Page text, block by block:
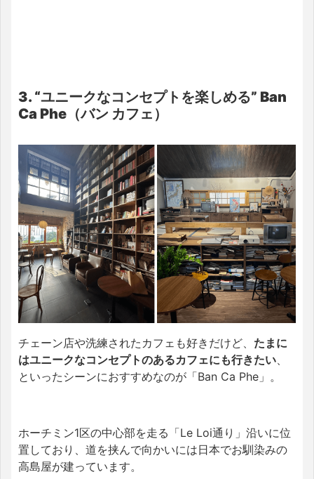
3. “ユニークなコンセプトを楽しめる” Ban
Ca Phe（バン カフェ）
チェーン店や洗練されたカフェも好きだけど、 たまに
はユニークなコンセプトのあるカフェにも行きたい
といったシーンにおすすめなのが「Ban Ca Phe」。
ホーチミン1区の中心部を走る「Le Loi通り」沿いに位
置しており、道を挟んで向かいには日本でお馴染みの
高島屋が建っています。